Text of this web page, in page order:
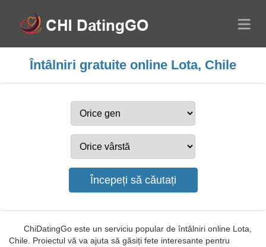
Întâlniri gratuite online Lota, Chile
ChiDatingGo este un serviciu popular de întâlniri online Lota,
Chile. Proiectul vă va ajuta să găsiți fete interesante pentru